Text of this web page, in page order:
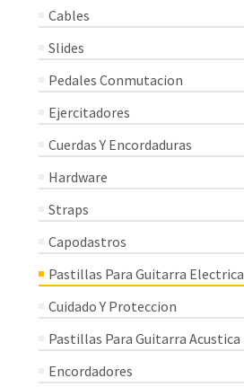
Cables
Slides
Pedales Conmutacion
Ejercitadores
Cuerdas Y Encordaduras
Hardware
Straps
Capodastros
Pastillas Para Guitarra Electrica
Cuidado Y Proteccion
Pastillas Para Guitarra Acustica
Encordadores